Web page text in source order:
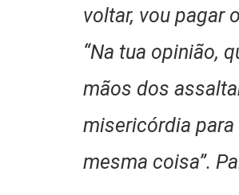
voltar, vou pagar
“Na tua opinião,
mãos dos
misericórdia para
mesma coisa”.